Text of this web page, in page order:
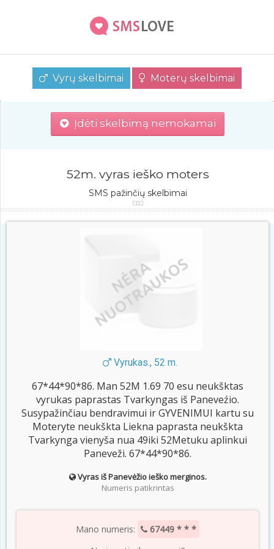
Vyrų skelbimai Moterų skelbimai
Įdėti skelbimą nemokamai
52m. vyras ieško moters
SMS pažinčių skelbimai
Vyrukas., 52 m.
67*44*90*86. Man 52M 1.69 70 esu neukšktas
vyrukas paprastas Tvarkyngas iš Paneveźio.
Susypažinčiau bendravimui ir GYVENIMUI kartu su
Moteryte neukškta Liekna paprasta neukškta
Tvarkynga vienyša nua 49iki 52Metuku aplinkui
Paneveži. 67*44*90*86.
Vyras iš Panevėžio ieško merginos.
Numeris patikrintas
Mano numeris:
67449 * * *